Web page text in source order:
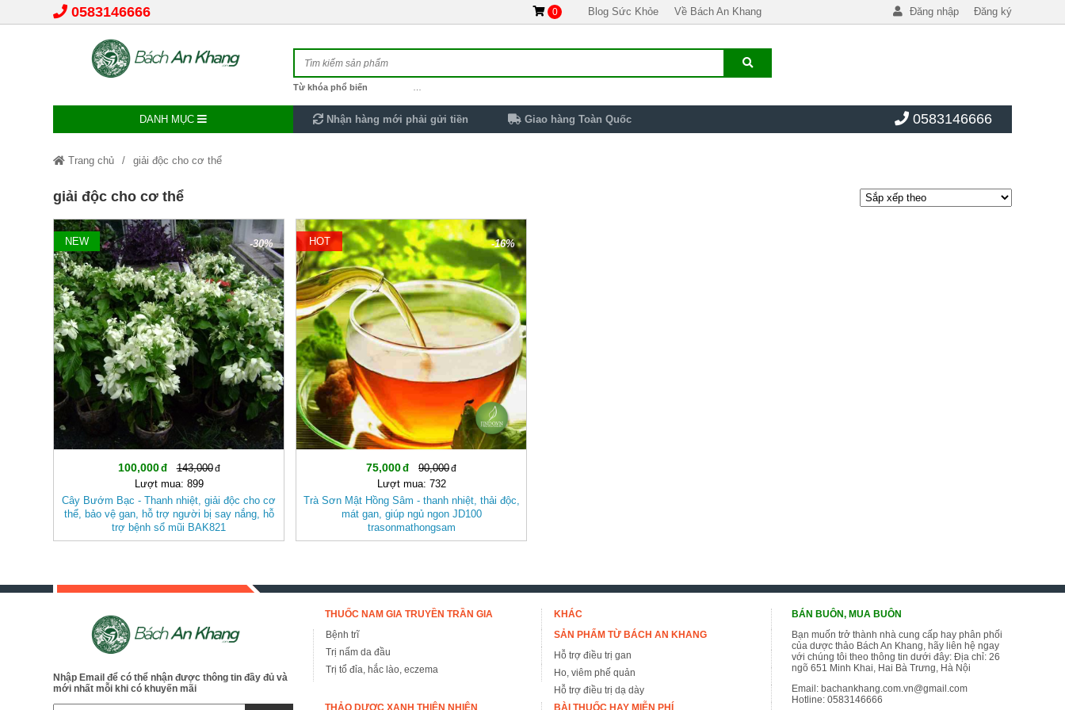
0583146666 0 Blog Sức Khỏe Về Bách An Khang Đăng nhập Đăng ký
Từ khóa phổ biến
DANH MỤC Nhận hàng mới phải gửi tiền Giao hàng Toàn Quốc 0583146666
Trang chủ giải độc cho cơ thể
giải độc cho cơ thể
-30%
NEW
100,000
143,000
Lượt mua: 899
Cây Bướm Bạc - Thanh nhiệt, giải độc cho cơ
thể, bảo vệ gan, hỗ trợ người bị say nắng, hỗ
trợ bệnh sổ mũi BAK821
-16%
HOT
75,000
90,000
Lượt mua: 732
Trà Sơn Mật Hồng Sâm - thanh nhiệt, thải độc,
mát gan, giúp ngủ ngon JD100
trasonmathongsam
Nhập Email để có thể nhận được thông tin đầy đủ và
mới nhất mỗi khi có khuyến mãi
THUỐC NAM GIA TRUYỀN TRẦN GIA
Bệnh trĩ
Trị nấm da đầu
Trị tổ đỉa, hắc lào, eczema
KHÁC
SẢN PHẨM TỪ BÁCH AN KHANG
Hỗ trợ điều trị gan
Ho, viêm phế quản
Hỗ trợ điều trị dạ dày
THẢO DƯỢC XANH THIÊN NHIÊN
BÀI THUỐC HAY MIỄN PHÍ
BÁN BUÔN, MUA BUÔN
Bạn muốn trở thành nhà cung cấp hay phân phối
của dược thảo Bách An Khang, hãy liên hệ ngay
với chúng tôi theo thông tin dưới đây: Địa chỉ: 26
ngõ 651 Minh Khai, Hai Bà Trưng, Hà Nội
Email:bachankhang.com.vn@gmail.com
Hotline:0583146666